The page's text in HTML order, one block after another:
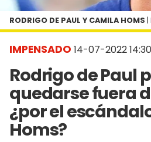
IMPENSADO 14-07-2022 14:30
Rodrigo de Paul
quedarse fuera
¿por el
Homs?
RODRIGO DE PAUL Y CAMILA HOMS |